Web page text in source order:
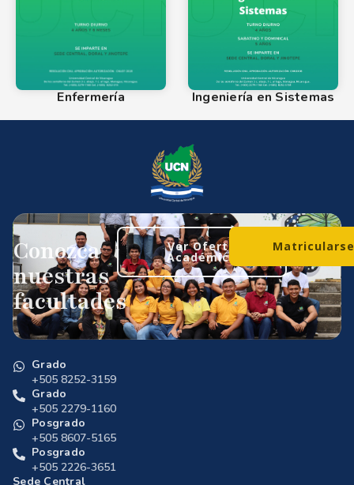
Enfermería Ingeniería en Sistemas
Conozca
nuestras
facultades
Ver Oferta
Académica
Grado
+505 8252-3159
Grado
+505 2279-1160
Posgrado
+505 8607-5165
Posgrado
+505 2226-3651
Sede Central